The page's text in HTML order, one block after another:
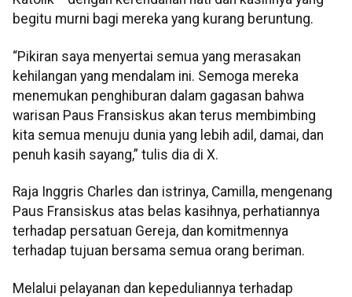
begitu murni bagi mereka yang kurang beruntung.
“Pikiran saya menyertai semua yang merasakan
kehilangan yang mendalam ini. Semoga mereka
menemukan penghiburan dalam gagasan bahwa
warisan Paus Fransiskus akan terus membimbing
kita semua menuju dunia yang lebih adil, damai, dan
penuh kasih sayang,” tulis dia di X.
Raja Inggris Charles dan istrinya, Camilla, mengenang
Paus Fransiskus atas belas kasihnya, perhatiannya
terhadap persatuan Gereja, dan komitmennya
terhadap tujuan bersama semua orang beriman.
Melalui pelayanan dan kepeduliannya terhadap